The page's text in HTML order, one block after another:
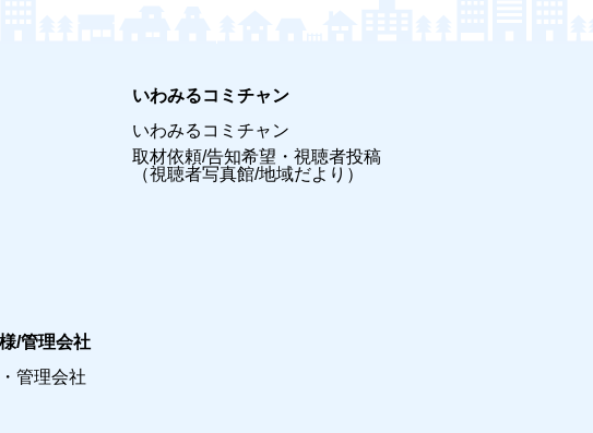
いわみるコミチャン
いわみるコミチャン
取材依頼/告知希望・視聴者投稿
（視聴者写真館/地域だより）
/管理会社
管理会社